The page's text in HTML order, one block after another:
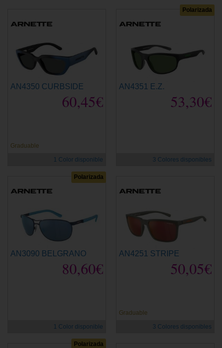
AN4350 CURBSIDE
60,45€
Graduable
1 Color disponible
Polarizada
AN4351 E.Z.
53,30€
3 Colores disponibles
Polarizada
AN3090 BELGRANO
80,60€
1 Color disponible
AN4251 STRIPE
50,05€
Graduable
3 Colores disponibles
Polarizada